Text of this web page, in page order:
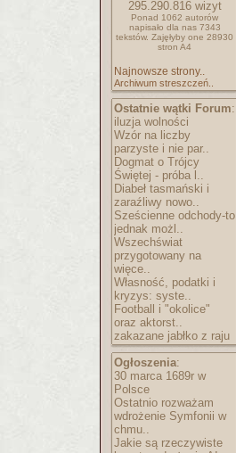
295.290.816wizyt
Ponad 1062 autorów
napisało dla nas 7343
tekstów. Zajęłyby one 28930
stron A4
Najnowsze strony..
Archiwum streszczeń..
Ostatnie wątki Forum:
iluzja wolności
Wzór na liczby
parzyste i nie par..
Dogmat o Trójcy
Świętej - próba l..
Diabeł tasmański i
zaraźliwy nowo..
Sześcienne odchody-to
jednak możl..
Wszechświat
przygotowany na
więce..
Własność, podatki i
kryzys: syste..
Football i "okolice"
oraz aktorst..
zakazane jabłko z raju
Ogłoszenia:
30 marca 1689r w
Polsce
Ostatnio rozważam
wdrożenie Symfonii w
chmu..
Jakie są rzeczywiste